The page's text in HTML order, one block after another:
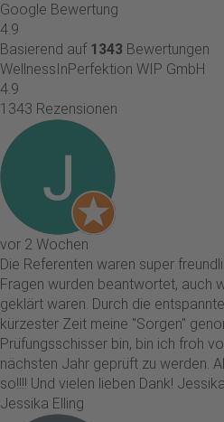
Google Bewertung
4.9
Basierend auf 1343 Bewertungen
WellnessInPerfektion WIP GmbH
4.9
1343 Rezensionen
vor 2 Wochen
Die Referenten waren super
Fragen wurden beantwortet, auch
geklärt waren. Durch die
kürzester Zeit meine "Sorgen"
Prüfungsschisser bin, bin ich froh
nächsten Jahr geprüft zu werden.
so!!!! Und vielen lieben Dank! Jessika
Jessika Elling